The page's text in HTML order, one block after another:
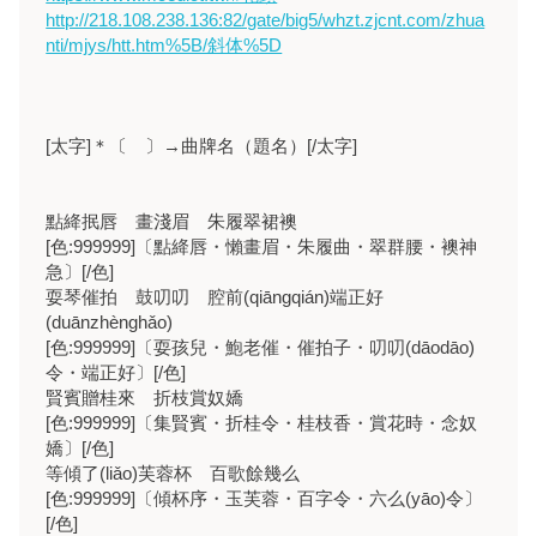
http://218.108.238.136:82/gate/big5/whzt.zjcnt.com/zhua
nti/mjys/htt.htm%5B/斜体%5D
[太字]＊〔 〕→曲牌名（題名）[/太字]
點絳抿唇 畫淺眉 朱履翠裙襖
[色:999999]〔點絳唇・懶畫眉・朱履曲・翠群腰・襖神
急〕[/色]
耍琴催拍 鼓叨叨 腔前(qiāngqián)端正好
(duānzhènghǎo)
[色:999999]〔耍孩兒・鮑老催・催拍子・叨叨(dāodāo)
令・端正好〕[/色]
賢賓贈桂來 折枝賞奴嬌
[色:999999]〔集賢賓・折桂令・桂枝香・賞花時・念奴
嬌〕[/色]
等傾了(liǎo)芙蓉杯 百歌餘幾么
[色:999999]〔傾杯序・玉芙蓉・百字令・六么(yāo)令〕
[/色]